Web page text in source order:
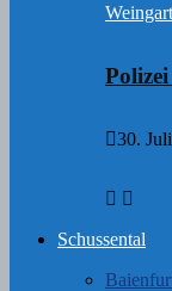
30.
Schussental